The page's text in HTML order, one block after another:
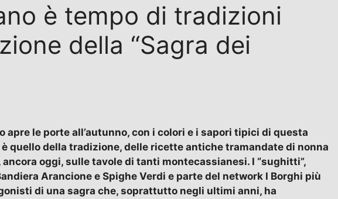
è tempo di tradizioni
della “Sagra dei
apre le porte all’autunno, con i colori e i sapori tipici di questa
quello della tradizione, delle ricette antiche tramandate di nonna
oggi, sulle tavole di tanti montecassianesi. I “sughitti”,
Arancione e Spighe Verdi e parte del network I Borghi più
di una sagra che, soprattutto negli ultimi anni, ha